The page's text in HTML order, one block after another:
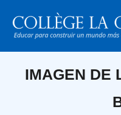
contenido
IMAGEN DE